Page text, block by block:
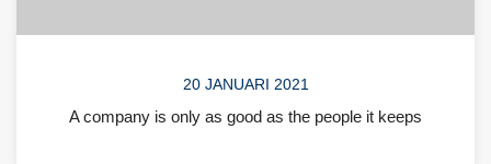
20 JANUARI 2021
A company is only as good as the people it keeps